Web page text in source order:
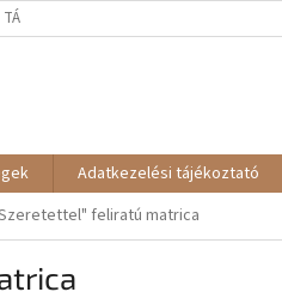
Adatkezelési tájékoztató
feliratú matrica